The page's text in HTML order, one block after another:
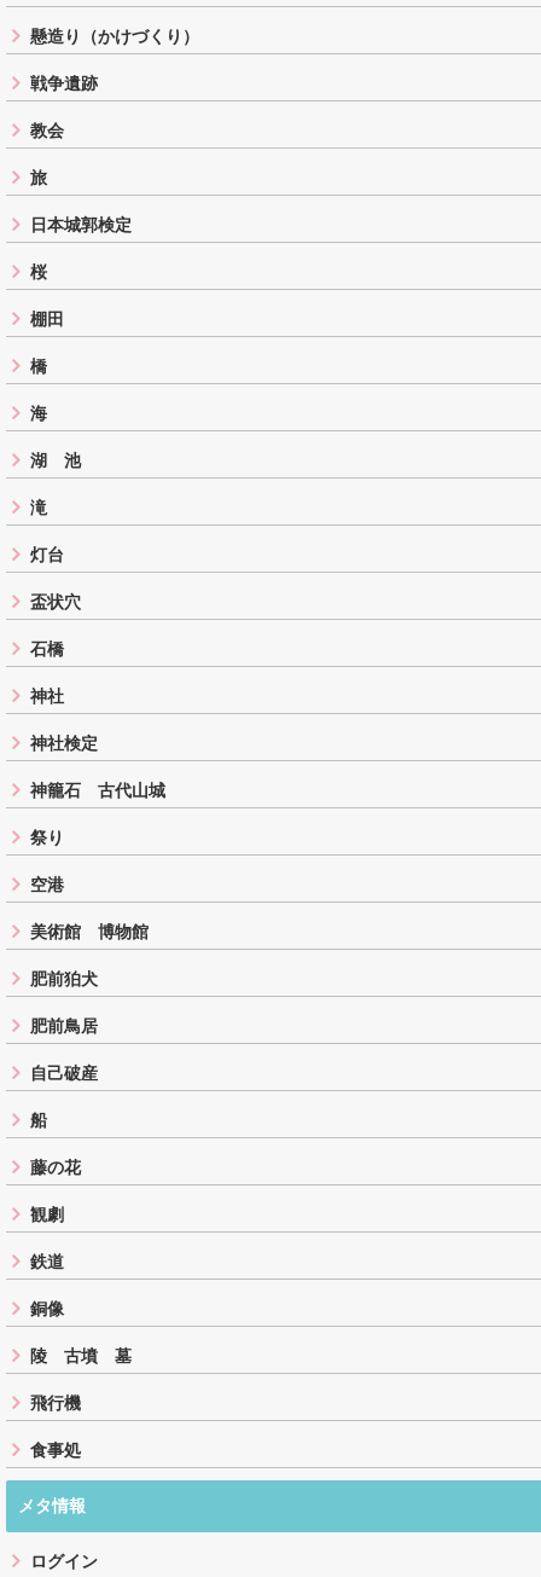
懸造り（かけづくり）
戦争遺跡
教会
旅
日本城郭検定
桜
棚田
橋
海
湖 池
滝
灯台
盃状穴
石橋
神社
神社検定
神籠石 古代山城
祭り
空港
美術館 博物館
肥前狛犬
肥前鳥居
自己破産
船
藤の花
観劇
鉄道
銅像
陵 古墳 墓
飛行機
食事処
メタ情報
ログイン